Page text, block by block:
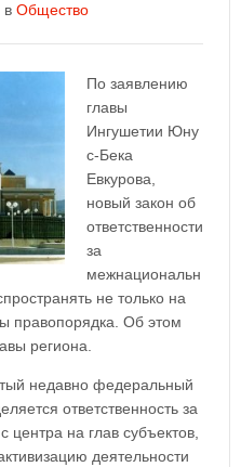
в Общество
По заявлению
главы
Ингушетии Юну
с-Бека
Евкурова,
новый закон об
ответственности
за
межнациональн
не только на
правопорядка. Об этом
региона.
недавно федеральный
ответственность за
на глав субъектов,
деятельности